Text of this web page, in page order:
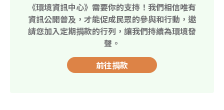
《環境資訊中心》需要你的支持！我們相信唯有
資訊公開普及，才能促成民眾的參與和行動，邀
請您加入定期捐款的行列，讓我們持續為環境發
聲。
前往捐款